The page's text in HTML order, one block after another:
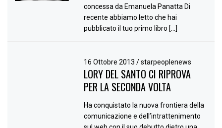
concessa da Emanuela Panatta Di
recente abbiamo letto che hai
pubblicato il tuo primo libro […]
16 Ottobre 2013/ starpeoplenews
LORY DEL SANTO CI RIPROVA
PER LA SECONDA VOLTA
Ha conquistato la nuova frontiera della
comunicazione e dell’intrattenimento